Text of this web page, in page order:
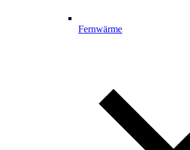
Fernwärme